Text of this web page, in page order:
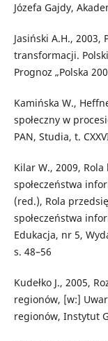
Józefa Gajdy,
Jasiński A.H.,
transformacji.
Prognoz „Polska
Kamińska W.,
społeczny w
PAN, Studia, t.
Kilar W., 2009,
społeczeństwa
(red.), Rola
społeczeństwa
Edukacja, nr 5,
s. 48–56
Kudełko J., 2005,
regionów, [w:]
regionów, Instytut